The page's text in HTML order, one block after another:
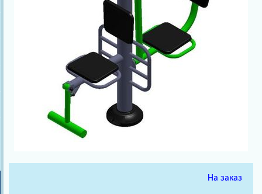
На заказ